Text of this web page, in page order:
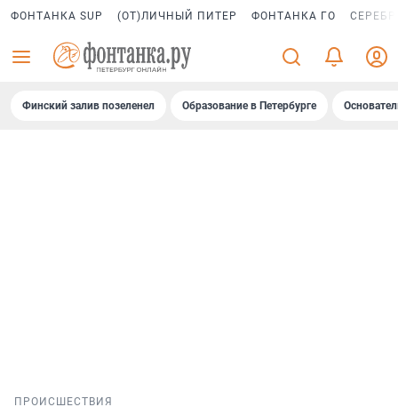
ФОНТАНКА SUP (ОТ)ЛИЧНЫЙ ПИТЕР ФОНТАНКА ГО
Финский залив позеленел Образование в Петербурге
ПРОИСШЕСТВИЯ